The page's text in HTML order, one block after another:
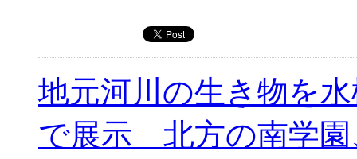
地元河川の生き物を
で展示 北方の南学園